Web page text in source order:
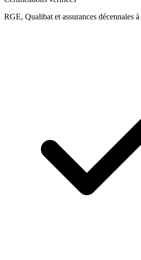
RGE, Qualibat et assurances décennales